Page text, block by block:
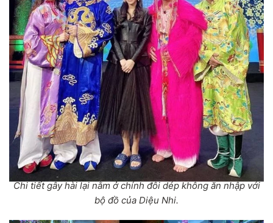
Chi tiết gây hài lại nằm ở chính đôi dép không ăn nhập với
bộ đồ của Diệu Nhi.